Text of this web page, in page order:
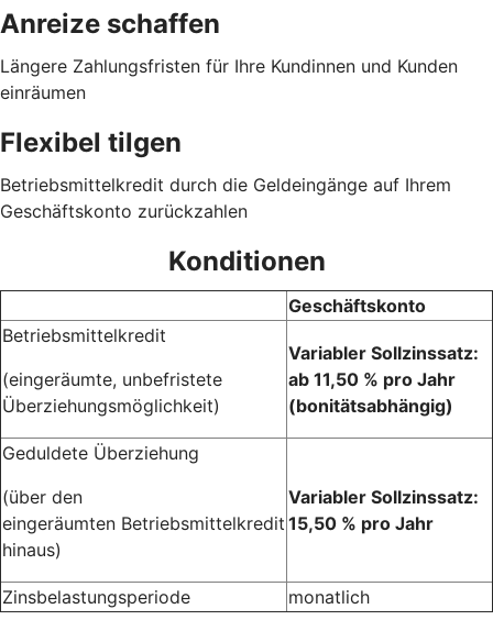
Anreize schaffen
Längere Zahlungsfristen für Ihre Kundinnen und Kunden
einräumen
Flexibel tilgen
Betriebsmittelkredit durch die Geldeingänge auf Ihrem
Geschäftskonto zurückzahlen
Konditionen
Geschäftskonto
Betriebsmittelkredit
(eingeräumte, unbefristete
Überziehungsmöglichkeit)
Variabler Sollzinssatz:
ab 11,50 % pro Jahr
(bonitätsabhängig)
Geduldete Überziehung
(über den
eingeräumten Betriebsmittelkredit
hinaus)
Variabler Sollzinssatz:
15,50 % pro Jahr
Zinsbelastungsperiode monatlich